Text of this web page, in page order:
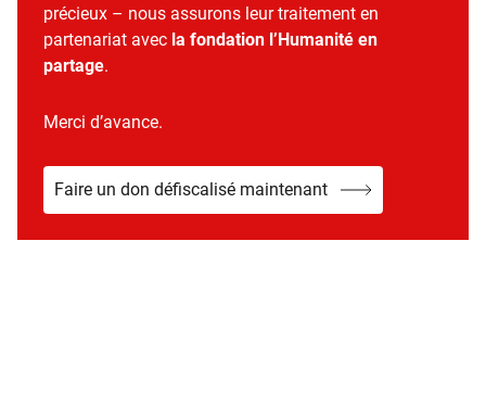
précieux – nous assurons leur traitement en
partenariat avec la fondation l’Humanité en
partage.
Merci d’avance.
Faire un don défiscalisé maintenant